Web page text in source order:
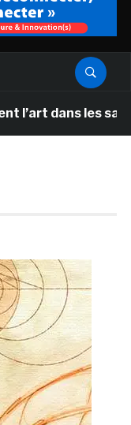
dans les salles